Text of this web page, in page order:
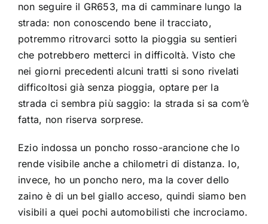
non seguire il GR653, ma di camminare lungo la
strada: non conoscendo bene il tracciato,
potremmo ritrovarci sotto la pioggia su sentieri
che potrebbero metterci in difficoltà. Visto che
nei giorni precedenti alcuni tratti si sono rivelati
difficoltosi già senza pioggia, optare per la
strada ci sembra più saggio: la strada si sa com’è
fatta, non riserva sorprese.
Ezio indossa un poncho rosso-arancione che lo
rende visibile anche a chilometri di distanza. Io,
invece, ho un poncho nero, ma la cover dello
zaino è di un bel giallo acceso, quindi siamo ben
visibili a quei pochi automobilisti che incrociamo.